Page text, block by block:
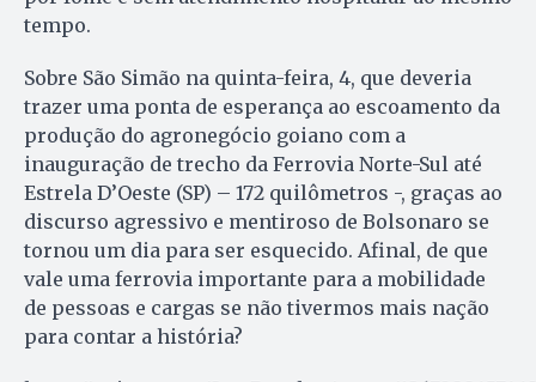
tempo.
Sobre São Simão na quinta-feira, 4, que deveria
trazer uma ponta de esperança ao escoamento da
produção do agronegócio goiano com a
inauguração de trecho da Ferrovia Norte-Sul até
Estrela D’Oeste (SP) – 172 quilômetros -, graças ao
discurso agressivo e mentiroso de Bolsonaro se
tornou um dia para ser esquecido. Afinal, de que
vale uma ferrovia importante para a mobilidade
de pessoas e cargas se não tivermos mais nação
para contar a história?